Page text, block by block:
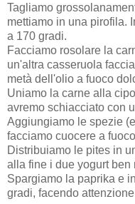
Tagliamo
mettiamo in una pirofila.
a 170 gradi.
Facciamo rosolare la
un'altra casseruola
metà dell'olio a fuoco
Uniamo la carne alla
avremo schiacciato con
Aggiungiamo le spezie
facciamo cuocere a
Distribuiamo le pites in
alla fine i due yogurt ben
Spargiamo la paprika e
gradi, facendo